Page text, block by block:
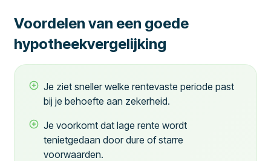
Voordelen van een goede
hypotheekvergelijking
Je ziet sneller welke rentevaste periode past
bij je behoefte aan zekerheid.
Je voorkomt dat lage rente wordt
tenietgedaan door dure of starre
voorwaarden.